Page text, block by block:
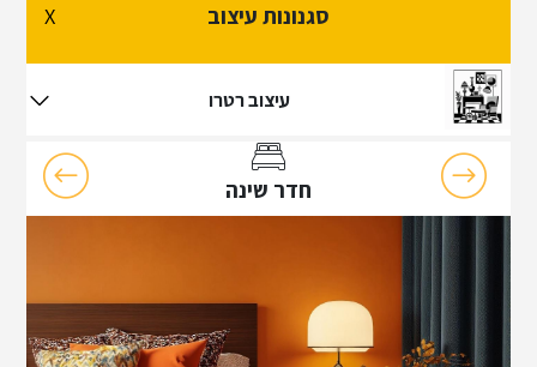
סגנונות עיצוב X
עיצוב רטרו
עיצוב רטרו
חדר שינה